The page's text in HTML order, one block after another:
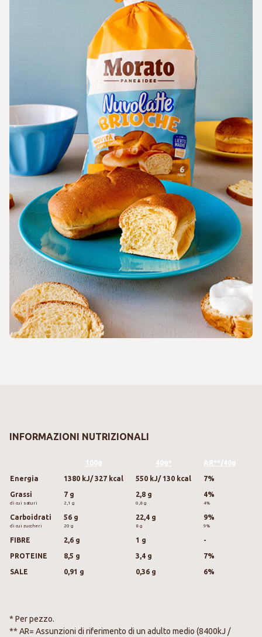
INFORMAZIONI NUTRIZIONALI
100g 40g* AR**/40g
Energia 1380 kJ/ 327 kcal 550 kJ/ 130 kcal 7%
Grassi
di cui saturi
7 g
2,1 g
2,8 g
0,8 g
4%
4%
Carboidrati
di cui zuccheri
56 g
20 g
22,4 g
8 g
9%
9%
FIBRE 2,6 g 1 g -
PROTEINE 8,5 g 3,4 g 7%
SALE 0,91 g 0,36 g 6%
* Per pezzo.
** AR= Assunzioni di riferimento di un adulto medio (8400kJ /